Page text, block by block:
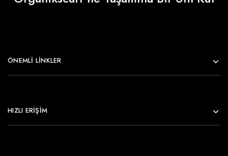
ÖNEMLI LINKLER
HIZLI ERİŞİM